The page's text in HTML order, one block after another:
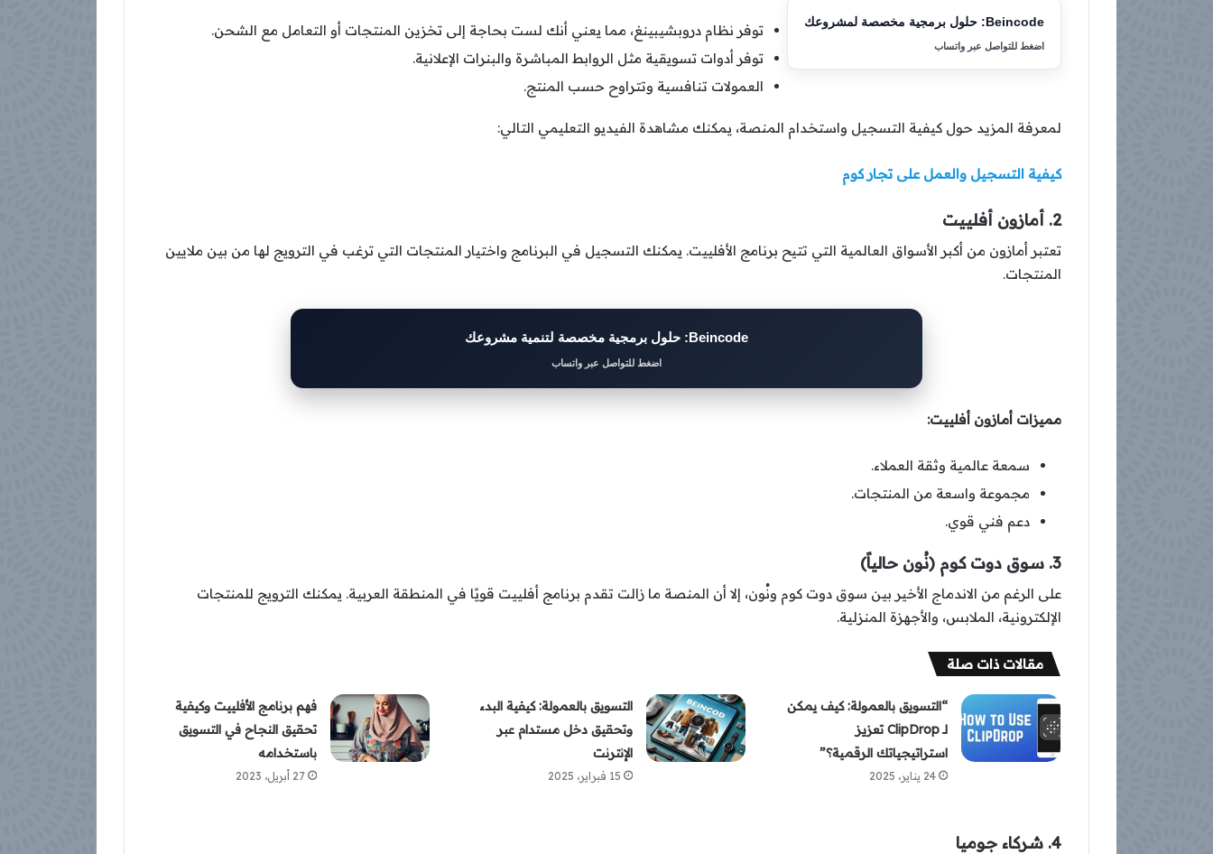
Beincode: حلول برمجية مخصصة لمشروعك
اضغط للتواصل عبر واتساب
توفر نظام دروبشيبينغ، مما يعني أنك لست بحاجة إلى تخزين المنتجات أو التعامل مع الشحن.
توفر أدوات تسويقية مثل الروابط المباشرة والبنرات الإعلانية.
العمولات تنافسية وتتراوح حسب المنتج.
لمعرفة المزيد حول كيفية التسجيل واستخدام المنصة، يمكنك مشاهدة الفيديو التعليمي التالي:
كيفية التسجيل والعمل على تجار كوم
2. أمازون أفلييت
تعتبر أمازون من أكبر الأسواق العالمية التي تتيح برنامج الأفلييت. يمكنك التسجيل في البرنامج واختيار المنتجات التي ترغب في الترويج لها من بين ملايين
المنتجات.
Beincode: حلول برمجية مخصصة لتنمية مشروعك
اضغط للتواصل عبر واتساب
مميزات أمازون أفلييت:
سمعة عالمية وثقة العملاء.
مجموعة واسعة من المنتجات.
دعم فني قوي.
3. سوق دوت كوم (نُون حالياً)
على الرغم من الاندماج الأخير بين سوق دوت كوم ونُون، إلا أن المنصة ما زالت تقدم برنامج أفلييت قويًا في المنطقة العربية. يمكنك الترويج للمنتجات
الإلكترونية، الملابس، والأجهزة المنزلية.
مقالات ذات صلة
“التسويق بالعمولة: كيف يمكن
لـ ClipDrop تعزيز
استراتيجياتك الرقمية؟”
24 يناير، 2025
التسويق بالعمولة: كيفية البدء
وتحقيق دخل مستدام عبر
الإنترنت
15 فبراير، 2025
فهم برنامج الأفلييت وكيفية
تحقيق النجاح في التسويق
باستخدامه
27 أبريل، 2023
4. شركاء جوميا